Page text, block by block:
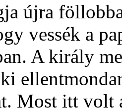
újra
vessék a
A király
Most itt volt